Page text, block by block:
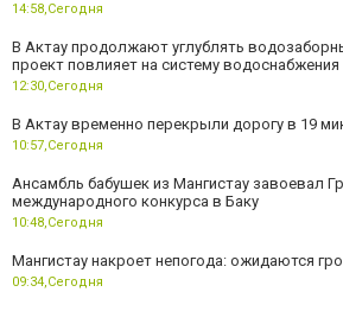
14:58,Сегодня
В Актау продолжают углублять
проект повлияет на систему водоснабжения
12:30,Сегодня
В Актау временно перекрыли дорогу в 19
10:57,Сегодня
Ансамбль бабушек из Мангистау завоевал
международного конкурса в Баку
10:48,Сегодня
Мангистау накроет непогода: ожидаются
09:34,Сегодня